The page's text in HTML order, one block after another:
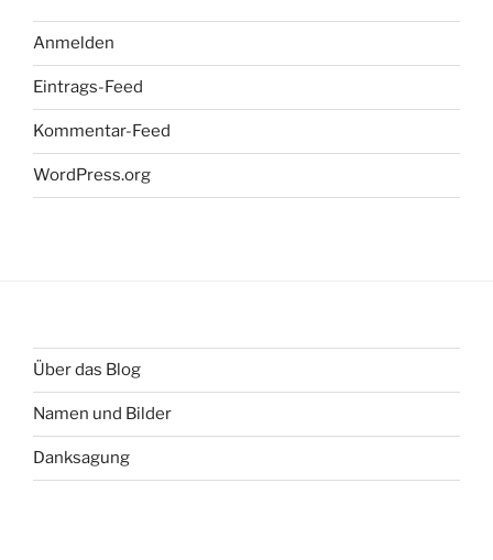
Anmelden
Eintrags-Feed
Kommentar-Feed
WordPress.org
Über das Blog
Namen und Bilder
Danksagung